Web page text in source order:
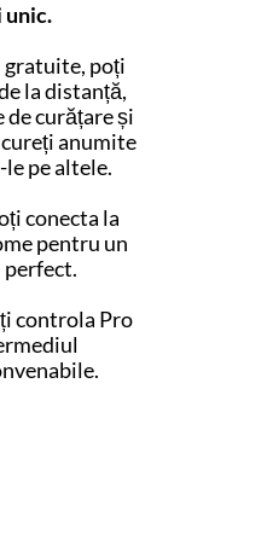
poți
la distanță,
de curățare și
anumite
le pe altele.
conecta la
pentru un
controla Pro